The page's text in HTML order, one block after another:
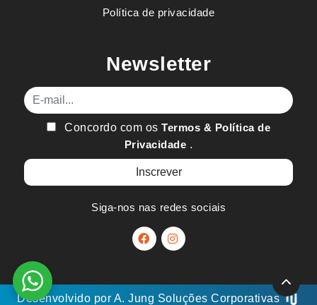
Política de privacidade
Newsletter
E-mail
Concordo com osTermos & Política de
Privacidade .
Siga-nos nas redes sociais
Desenvolvido por A. Jung Soluções Corporativas